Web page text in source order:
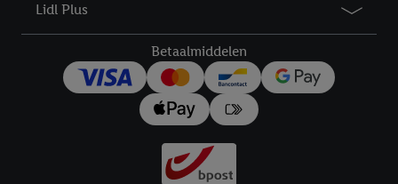
Lidl Plus
Betaalmiddelen